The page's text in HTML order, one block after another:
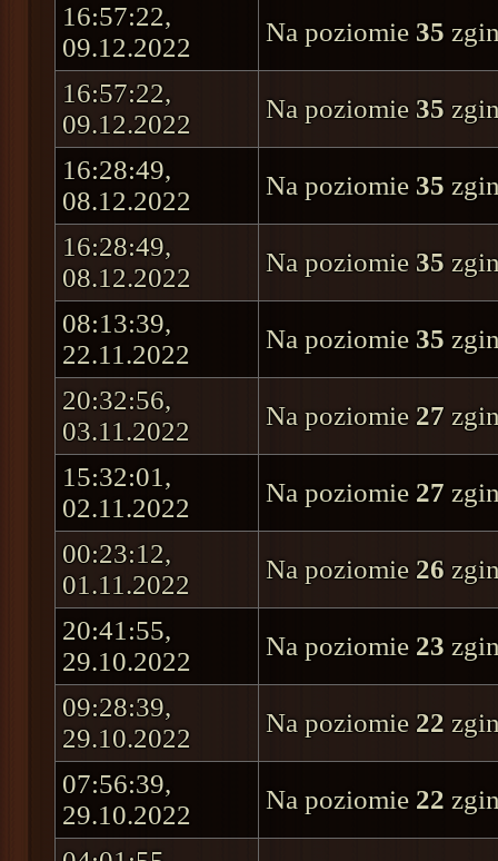
16:57:22,
09.12.2022
Na poziomie 35
16:57:22,
09.12.2022
Na poziomie 35
16:28:49,
08.12.2022
Na poziomie 35
16:28:49,
08.12.2022
Na poziomie 35
08:13:39,
22.11.2022
Na poziomie 35
20:32:56,
03.11.2022
Na poziomie 27
15:32:01,
02.11.2022
Na poziomie 27
00:23:12,
01.11.2022
Na poziomie 26
20:41:55,
29.10.2022
Na poziomie 23
09:28:39,
29.10.2022
Na poziomie 22
07:56:39,
29.10.2022
Na poziomie 22